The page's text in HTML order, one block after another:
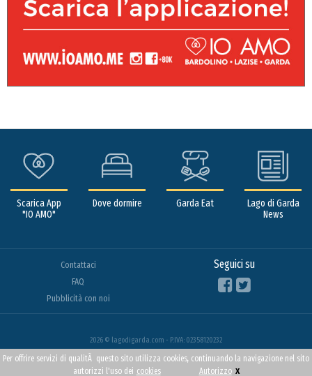
Scarica App
"IO AMO"
Dove dormire Garda Eat
Lago di Garda
News
Contattaci
FAQ
Pubblicità con noi
Seguici su
2026 © lagodigarda.com - P.IVA: 02358120232
Per offrire servizi di qualitÃ questo sito utilizza cookies, continuando la navigazione nel sito
autorizzi l'uso dei cookies Autorizzo x